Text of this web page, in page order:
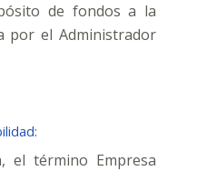
de fondos a la
por el Administrador
el término Empresa